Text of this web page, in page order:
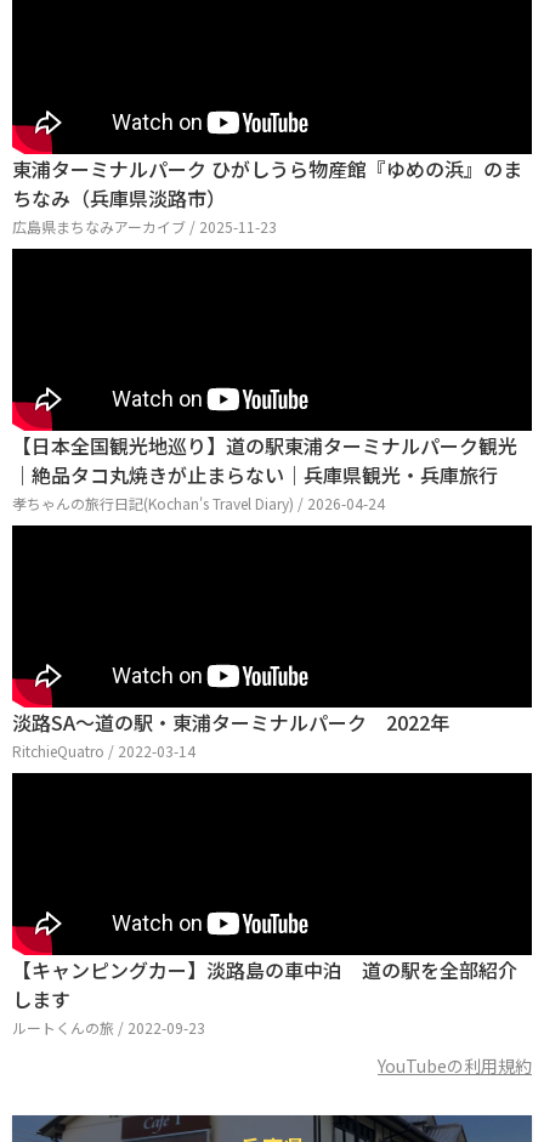
東浦ターミナルパーク ひがしうら物産館『ゆめの浜』のま
ちなみ（兵庫県淡路市）
広島県まちなみアーカイブ / 2025-11-23
【日本全国観光地巡り】道の駅東浦ターミナルパーク観光
｜絶品タコ丸焼きが止まらない｜兵庫県観光・兵庫旅行
孝ちゃんの旅行日記(Kochan's Travel Diary) / 2026-04-24
淡路SA～道の駅・東浦ターミナルパーク 2022年
RitchieQuatro / 2022-03-14
【キャンピングカー】淡路島の車中泊 道の駅を全部紹介
します
ルートくんの旅 / 2022-09-23
YouTubeの利用規約